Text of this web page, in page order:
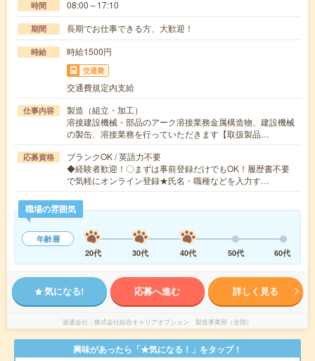
時間 08:00～17:10
期間 長期でお仕事できる方、大歓迎！
時給 時給1500円
交通費
交通費規定内支給
仕事内容
製造（組立・加工）
溶接建設機械・部品のアーク溶接業務金属構造物、建設機械
の製缶、溶接業務を行っていただきます【取扱製品…
応募資格
ブランクOK / 英語力不要
◆経験者歓迎！〇まずは事前登録だけでもOK！履歴書不要
で気軽にオンライン登録★氏名・職種などを入力す…
職場の雰囲気
年齢層
20代
30代 40代 50代 60代
気になる! 応募へ進む 詳しく見る
派遣会社 株式会社綜合キャリアオプション 製造事業部（全国）
興味があったら「★気になる！」をタップ！